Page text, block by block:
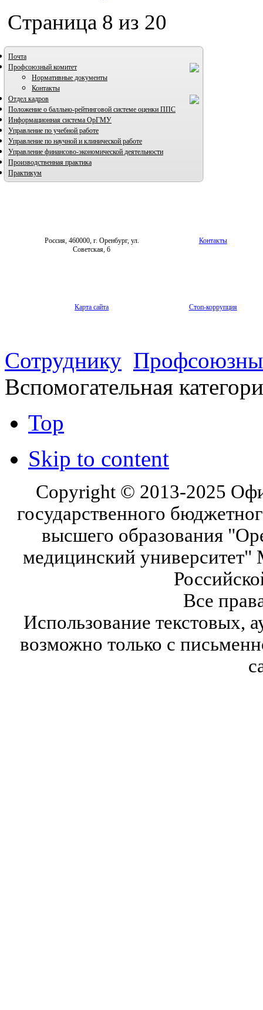
Страница 8 из 20
Почта
Профсоюзный комитет
Нормативные документы
Контакты
Отдел кадров
Положение о балльно-рейтинговой системе оценки ППС
Информационная система ОрГМУ
Управление по учебной работе
Управление по научной и клинической работе
Управление финансово-экономической деятельности
Производственная практика
Практикум
Россия, 460000, г. Оренбург, ул.
Советская, 6
Контакты
Карта сайта Стоп-коррупция
Сотруднику
Вспомогательная
Top
Skip to content
Copyright © 2013-2025
государственного
высшего образования
медицинский университет"
Все
Использование текстовых,
возможно только с